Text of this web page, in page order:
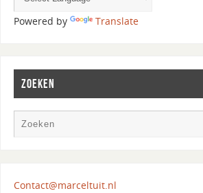
Powered by Translate
ZOEKEN
Contact@marceltuit.nl